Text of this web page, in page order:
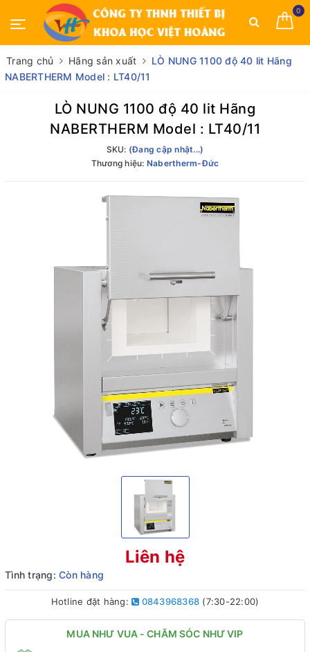
0
Trang chủ Hãng sản xuất
LÒ NUNG 1100 độ 40 lit Hãng
NABERTHERM Model : LT40/11
LÒ NUNG 1100 độ 40 lit Hãng
NABERTHERM Model : LT40/11
SKU: (Đang cập nhật...)
Thương hiệu: Nabertherm-Đức
Liên hệ
Tình trạng: Còn hàng
Hotline đặt hàng: 0843968368 (7:30-22:00)
MUA NHƯ VUA - CHĂM SÓC NHƯ VIP